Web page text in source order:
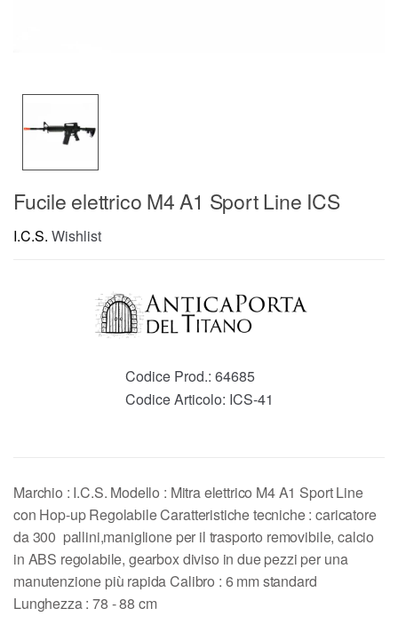
Fucile elettrico M4 A1 Sport Line ICS
I.C.S. Wishlist
Codice Prod.: 64685
Codice Articolo: ICS-41
Marchio : I.C.S. Modello : Mitra elettrico M4 A1 Sport Line
con Hop-up Regolabile Caratteristiche tecniche : caricatore
da 300 pallini,maniglione per il trasporto removibile, calcio
in ABS regolabile, gearbox diviso in due pezzi per una
manutenzione più rapida Calibro : 6 mm standard
Lunghezza : 78 - 88 cm